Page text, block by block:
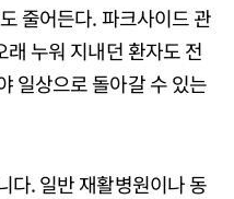
줄어든다. 파크사이드 관
누워 지내던 환자도 전
일상으로 돌아갈 수 있는
다. 일반 재활병원이나 동